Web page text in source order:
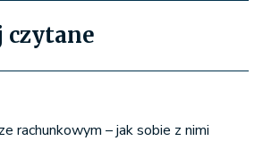
czytane
rachunkowym – jak sobie z nimi